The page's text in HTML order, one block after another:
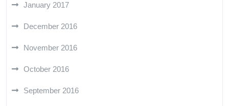
January 2017
December 2016
November 2016
October 2016
September 2016